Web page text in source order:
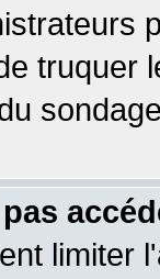
truquer
limiter